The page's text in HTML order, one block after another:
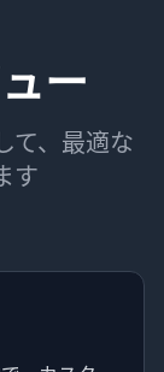
ー
て、最適な
す